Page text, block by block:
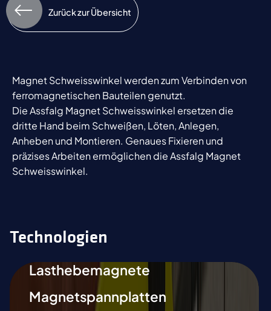
Zurück zur Übersicht
Magnet Schweisswinkel werden zum Verbinden von
ferromagnetischen Bauteilen genutzt.
Die Assfalg Magnet Schweisswinkel ersetzen die
dritte Hand beim Schweißen, Löten, Anlegen,
Anheben und Montieren. Genaues Fixieren und
präzises Arbeiten ermöglichen die Assfalg Magnet
Schweisswinkel.
Technologien
Lasthebemagnete
Magnetspannplatten